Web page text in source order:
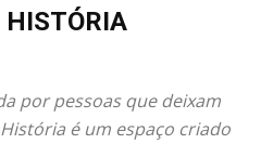
HISTÓRIA
por pessoas que deixam
é um espaço criado